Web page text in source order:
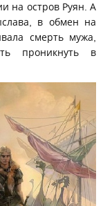
на остров Руян. А
в обмен на
смерть мужа,
проникнуть в